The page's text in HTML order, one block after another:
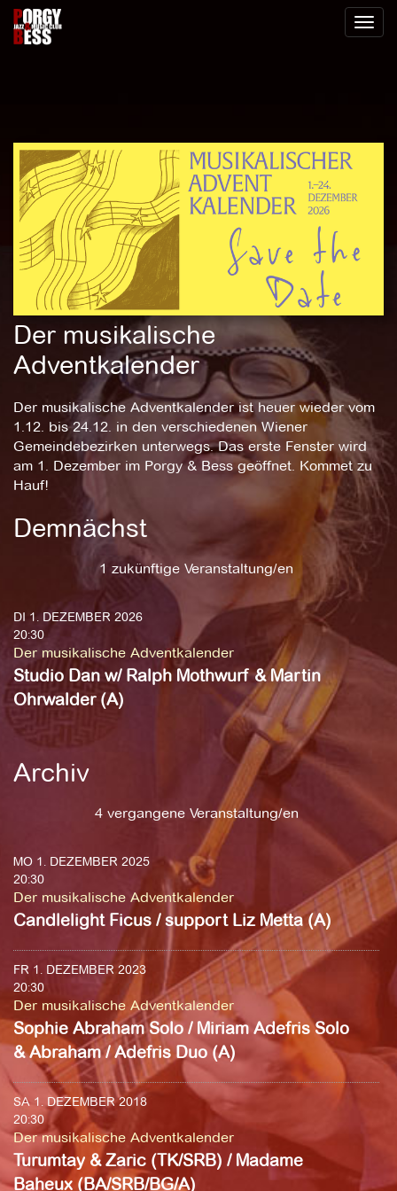
Toggle
Der musikalische
Adventkalender
Der musikalische Adventkalender ist heuer wieder vom
1.12. bis 24.12. in den verschiedenen Wiener
Gemeindebezirken unterwegs. Das erste Fenster wird
am 1. Dezember im Porgy & Bess geöffnet. Kommet zu
Hauf!
Demnächst
1 zukünftige Veranstaltung/en
DI 1. DEZEMBER 2026
20:30
Der musikalische Adventkalender
Studio Dan w/ Ralph Mothwurf & Martin
Ohrwalder (A)
Archiv
4 vergangene Veranstaltung/en
MO 1. DEZEMBER 2025
20:30
Der musikalische Adventkalender
Candlelight Ficus / support Liz Metta (A)
FR 1. DEZEMBER 2023
20:30
Der musikalische Adventkalender
Sophie Abraham Solo / Miriam Adefris Solo
& Abraham / Adefris Duo (A)
SA 1. DEZEMBER 2018
20:30
Der musikalische Adventkalender
Turumtay & Zaric (TK/SRB) / Madame
Baheux (BA/SRB/BG/A)